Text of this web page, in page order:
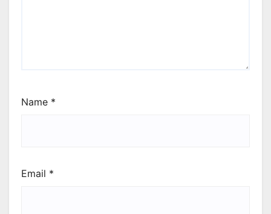
Name *
Email *